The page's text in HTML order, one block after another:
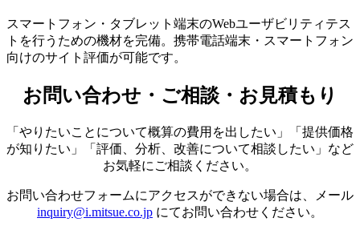
スマートフォン・タブレット端末のWebユーザビリティテス
トを行うための機材を完備。携帯電話端末・スマートフォン
向けのサイト評価が可能です。
お問い合わせ・ご相談・お見積もり
「やりたいことについて概算の費用を出したい」「提供価格
が知りたい」「評価、分析、改善について相談したい」など
お気軽にご相談ください。
お問い合わせフォームにアクセスができない場合は、メール
inquiry@i.mitsue.co.jp にてお問い合わせください。